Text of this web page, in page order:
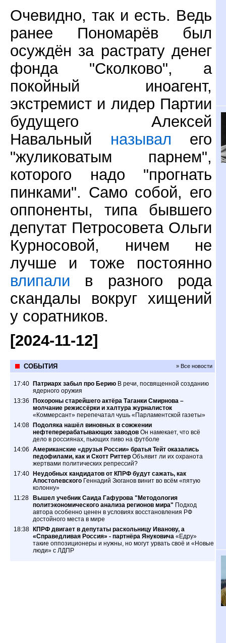
Очевидно, так и есть. Ведь
ранее Пономарёв был
осуждён за растрату денег
фонда "Сколково", а
покойный иноагент,
экстремист и лидер Партии
будущего Алексей
Навальный называл его
"жуликоватым парнем",
которого надо "прогнать
пинками". Само собой, его
оппоненты, типа бывшего
депутат Петросовета Ольги
Курносовой, ничем не
лучше и тоже постоянно
влипали в разного рода
скандалы вокруг хищений
у соратников.
[2024-11-12]
СОБЫТИЯ » Все новости
17:40 Патриарх забыл про Берию В речи, посвященной созданию
ядерного оружия
13:36 Похороны старейшего актёра Таганки Смирнова –
молчание режиссёрки и халтура журналисток
«Коммерсант» перепечатал чушь «Парламентской газеты»
14:08 Подоляка нашёл виновных в сожжении
нефтеперерабатывающих заводов Он намекает, что всё
дело в россиянах, пьющих пиво на футболе
14:06 Американские «друзья России» братья Тейт оказались
педофилами, как и Скотт Риттер Объявит ли их охранота
жертвами политических репрессий?
17:40 Неудобных кандидатов от КПРФ будут сажать, как
Апостолевского Геннадий Зюганов винит во всём «пятую
колонну»
11:28 Вышел учебник Саида Гафурова "Методология
политэкономического анализа регионов мира" Подход
автора особенно ценен в условиях восстановления РФ
достойного места в мире
18:38 КПРФ двигает в депутаты раскольницу Иванову, а
«Справедливая Россия» - партнёра Януковича «Едру»
такие оппозиционеры и нужны, но могут урвать своё и «Новые
люди» с ЛДПР